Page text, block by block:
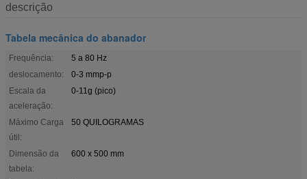
descrição
Tabela mecânica do abanador
Frequência:
5 a 80 Hz
deslocamento:
0-3 mmp-p
Escala da
aceleração:
0-11g (pico)
Máximo Carga
útil:
50 QUILOGRAMAS
Dimensão da
tabela:
600 x 500 mm